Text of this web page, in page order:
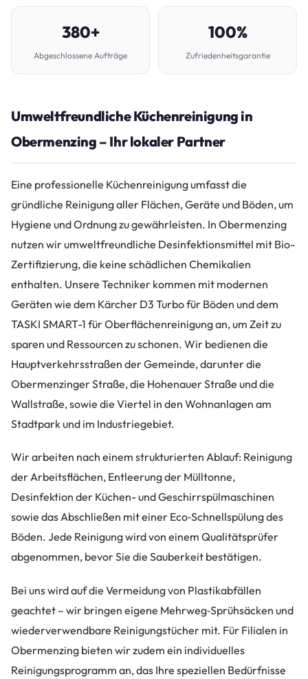
380+
Abgeschlossene Aufträge
100%
Zufriedenheitsgarantie
Umweltfreundliche Küchenreinigung in
Obermenzing – Ihr lokaler Partner
Eine professionelle Küchenreinigung umfasst die
gründliche Reinigung aller Flächen, Geräte und Böden, um
Hygiene und Ordnung zu gewährleisten. In Obermenzing
nutzen wir umweltfreundliche Desinfektionsmittel mit Bio-
Zertifizierung, die keine schädlichen Chemikalien
enthalten. Unsere Techniker kommen mit modernen
Geräten wie dem Kärcher D3 Turbo für Böden und dem
TASKI SMART-1 für Oberflächenreinigung an, um Zeit zu
sparen und Ressourcen zu schonen. Wir bedienen die
Hauptverkehrsstraßen der Gemeinde, darunter die
Obermenzinger Straße, die Hohenauer Straße und die
Wallstraße, sowie die Viertel in den Wohnanlagen am
Stadtpark und im Industriegebiet.
Wir arbeiten nach einem strukturierten Ablauf: Reinigung
der Arbeitsflächen, Entleerung der Mülltonne,
Desinfektion der Küchen- und Geschirrspülmaschinen
sowie das Abschließen mit einer Eco‑Schnellspülung des
Böden. Jede Reinigung wird von einem Qualitätsprüfer
abgenommen, bevor Sie die Sauberkeit bestätigen.
Bei uns wird auf die Vermeidung von Plastikabfällen
geachtet – wir bringen eigene Mehrweg‑Sprühsäcken und
wiederverwendbare Reinigungstücher mit. Für Filialen in
Obermenzing bieten wir zudem ein individuelles
Reinigungsprogramm an, das Ihre speziellen Bedürfnisse